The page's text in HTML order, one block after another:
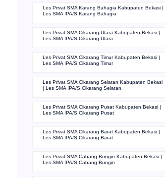
Les Privat SMA Karang Bahagia Kabupaten Bekasi |
Les SMA IPA/S Karang Bahagia
Les Privat SMA Cikarang Utara Kabupaten Bekasi |
Les SMA IPA/S Cikarang Utara
Les Privat SMA Cikarang Timur Kabupaten Bekasi |
Les SMA IPA/S Cikarang Timur
Les Privat SMA Cikarang Selatan Kabupaten Bekasi
| Les SMA IPA/S Cikarang Selatan
Les Privat SMA Cikarang Pusat Kabupaten Bekasi |
Les SMA IPA/S Cikarang Pusat
Les Privat SMA Cikarang Barat Kabupaten Bekasi |
Les SMA IPA/S Cikarang Barat
Les Privat SMA Cabang Bungin Kabupaten Bekasi |
Les SMA IPA/S Cabang Bungin